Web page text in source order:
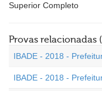
Superior Completo
Provas relacionadas
IBADE - 2018 -
IBADE - 2018 -